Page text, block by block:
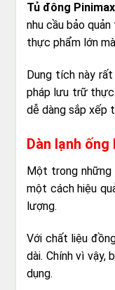
Tủ đông
nhu cầu bảo
thực phẩm lớn
Dung tích này
pháp lưu trữ thực
dễ dàng sắp xếp
Dàn lạnh
Một trong những
một cách hiệu
lượng.
Với chất liệu
dài. Chính vì vậy,
dụng.